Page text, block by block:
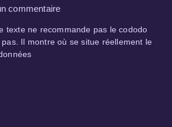
commentaire
texte ne recommande pas le cododo
Il montre où se situe réellement le